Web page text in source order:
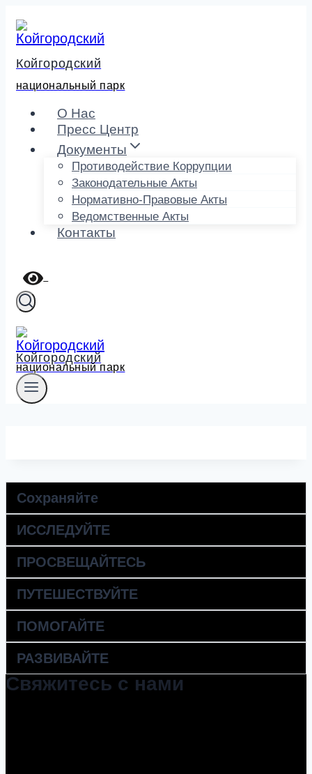
содержимому
Койгородский
национальный парк
О Нас
Пресс Центр
Документы
Противодействие Коррупции
Законодательные Акты
Нормативно-Правовые Акты
Ведомственные Акты
Контакты
Койгородский
национальный парк
Сохраняйте
ИССЛЕДУЙТЕ
ПРОСВЕЩАЙТЕСЬ
ПУТЕШЕСТВУЙТЕ
ПОМОГАЙТЕ
РАЗВИВАЙТЕ
Свяжитесь с нами